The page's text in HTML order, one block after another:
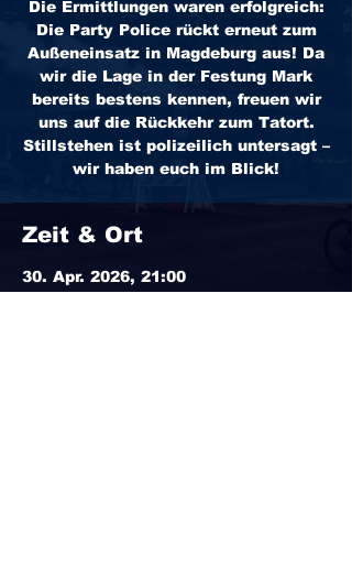
Die Ermittlungen waren erfolgreich:
Die Party Police rückt erneut zum
Außeneinsatz in Magdeburg aus! Da
wir die Lage in der Festung Mark
bereits bestens kennen, freuen wir
uns auf die Rückkehr zum Tatort.
Stillstehen ist polizeilich untersagt –
wir haben euch im Blick!
Zeit & Ort
30. Apr. 2026, 21:00
Festung Mark - Eventlocation,